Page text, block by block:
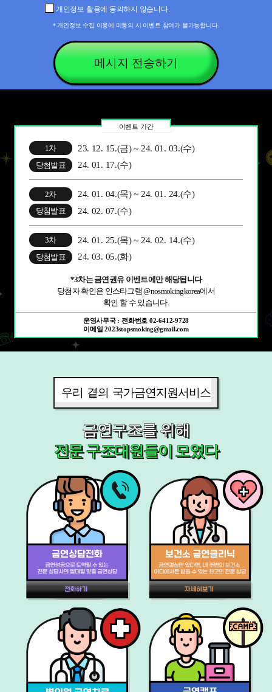
개인정보 활용에 동의하지 않습니다.
* 개인정보 수집 이용에 미동의 시 이벤트 참여가 불가능합니다.
메시지 전송하기
이벤트 기간
1차 23. 12. 15.(금) ~ 24. 01. 03.(수)
당첨발표 24. 01. 17.(수)
2차 24. 01. 04.(목) ~ 24. 01. 24.(수)
당첨발표 24. 02. 07.(수)
3차 24. 01. 25.(목) ~ 24. 02. 14.(수)
당첨발표 24. 03. 05.(화)
*3차는 금연권유 이벤트에만 해당됩니다
당첨자 확인은 인스타그램 @nosmokingkorea에서
확인 할 수 있습니다.
운영사무국 : 전화번호 02-6412-9728
이메일 2023stopsmoking@gmail.com
우리 곁의 국가금연지원서비스
금연구조를 위해
전문 구조대원들이 모였다